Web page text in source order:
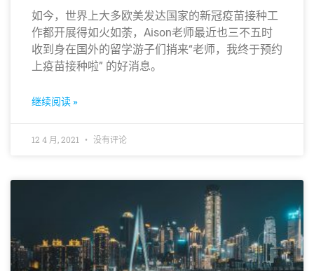
如今，世界上大多欧美发达国家的新冠疫苗接种工
作都开展得如火如荼，Aison老师最近也三不五时
收到身在国外的留学游子们捎来“老师，我终于预约
上疫苗接种啦” 的好消息。
继续阅读 »
12 4 月, 2021 没有评论